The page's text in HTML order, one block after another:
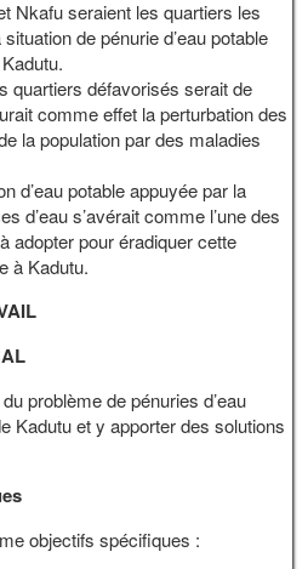
Nkafu seraient les quartiers les
de pénurie d’eau potable
quartiers défavorisés serait de
comme effet la perturbation des
la population par des maladies
d’eau potable appuyée par la
d’eau s’avérait comme l’une des
adopter pour éradiquer cette
à Kadutu.
problème de pénuries d’eau
Kadutu et y apporter des solutions
objectifs spécifiques :